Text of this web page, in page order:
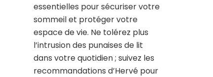
essentielles pour sécuriser votre
sommeil et protéger votre
espace de vie. Ne tolérez plus
l’intrusion des punaises de lit
dans votre quotidien ; suivez les
recommandations d’Hervé pour